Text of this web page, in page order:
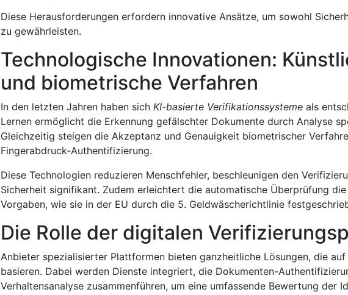
Diese Herausforderungen erfordern innovative Ansätze, um sowohl
zu gewährleisten.
Technologische Innovationen:
und biometrische Verfahren
In den letzten Jahren haben sich KI-basierte Verifikationssystemeals
Lernen ermöglicht die Erkennung gefälschter Dokumente durch Analyse
Gleichzeitig steigen die Akzeptanz und Genauigkeit biometrischer
Fingerabdruck-Authentifizierung.
Diese Technologien reduzieren Menschfehler, beschleunigen den
Sicherheit signifikant. Zudem erleichtert die automatische Überprüfung
Vorgaben, wie sie in der EU durch die 5. Geldwäscherichtlinie
Die Rolle der digitalen
Anbieter spezialisierter Plattformen bieten ganzheitliche Lösungen, die
basieren. Dabei werden Dienste integriert, die Dokumenten-
Verhaltensanalyse zusammenführen, um eine umfassende Bewertung der